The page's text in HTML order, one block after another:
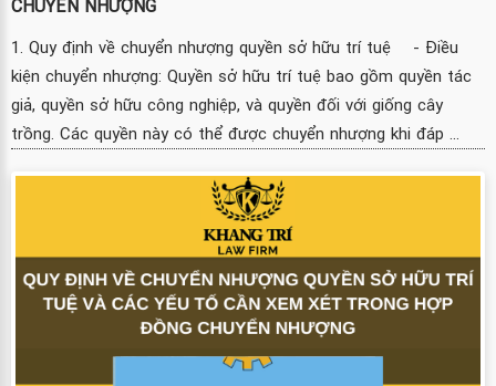
CHUYỂN NHƯỢNG
1. Quy định về chuyển nhượng quyền sở hữu trí tuệ - Điều
kiện chuyển nhượng: Quyền sở hữu trí tuệ bao gồm quyền tác
giả, quyền sở hữu công nghiệp, và quyền đối với giống cây
trồng. Các quyền này có thể được chuyển nhượng khi đáp ...